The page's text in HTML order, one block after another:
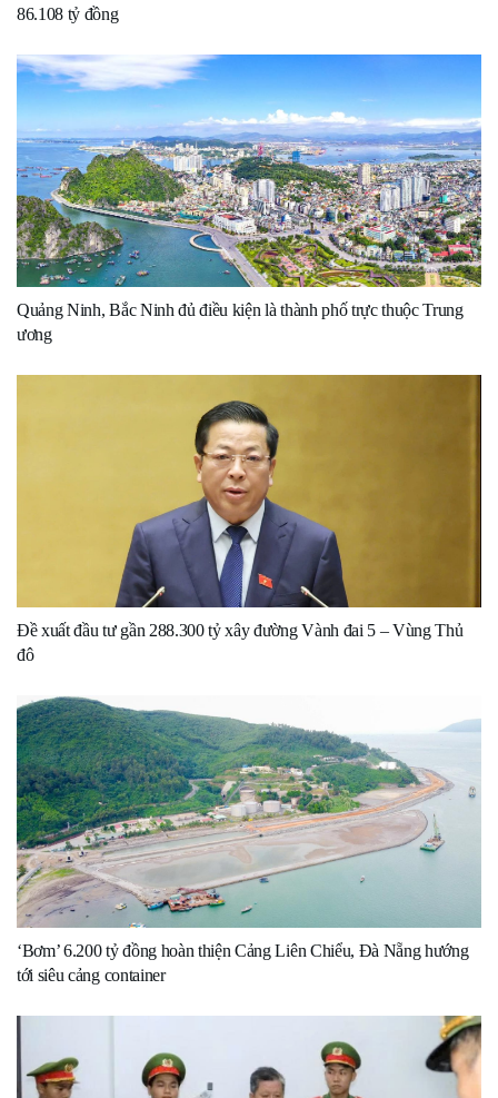
86.108 tỷ đồng
Quảng Ninh, Bắc Ninh đủ điều kiện là thành phố trực thuộc Trung
ương
Đề xuất đầu tư gần 288.300 tỷ xây đường Vành đai 5 – Vùng Thủ
đô
‘Bơm’ 6.200 tỷ đồng hoàn thiện Cảng Liên Chiểu, Đà Nẵng hướng
tới siêu cảng container